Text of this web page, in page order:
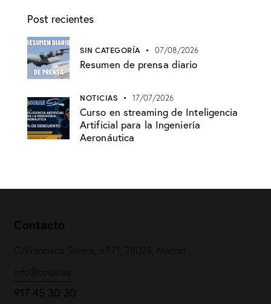
Post recientes
SIN CATEGORÍA 07/08/2026
Resumen de prensa diario
NOTICIAS 17/07/2026
Curso en streaming de Inteligencia
Artificial para la Ingeniería
Aeronáutica
Contacto
C/Francisco Silvela, n.º 71, 28028, Madrid
info@coiae.es
917 45 30 30